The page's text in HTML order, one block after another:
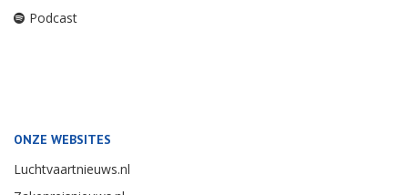
Podcast
ONZE WEBSITES
Luchtvaartnieuws.nl